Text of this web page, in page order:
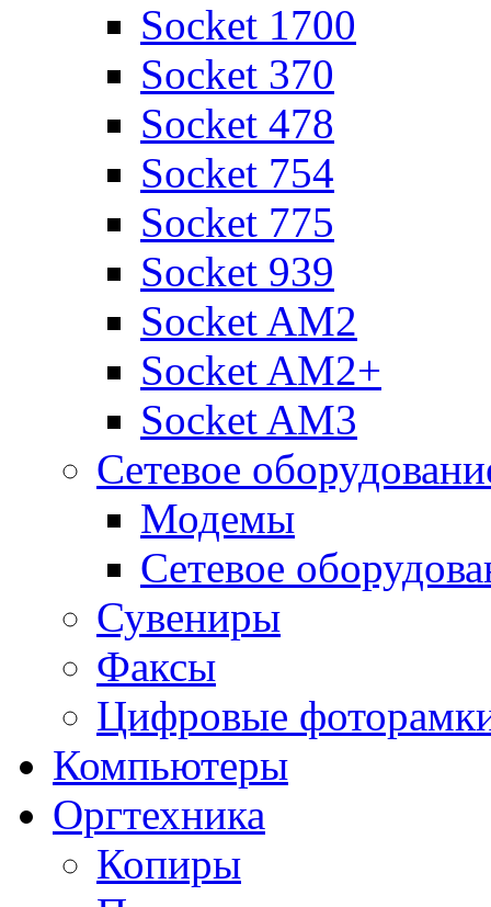
Socket 1700
Socket 370
Socket 478
Socket 754
Socket 775
Socket 939
Socket AM2
Socket AM2+
Socket AM3
Сетевое
Модемы
Сетевое
Сувениры
Факсы
Цифровые
Компьютеры
Оргтехника
Копиры